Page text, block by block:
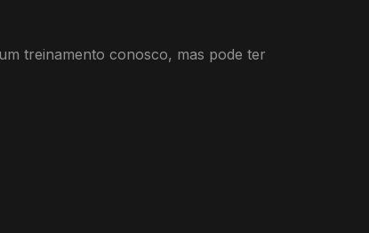
treinamento conosco, mas pode ter